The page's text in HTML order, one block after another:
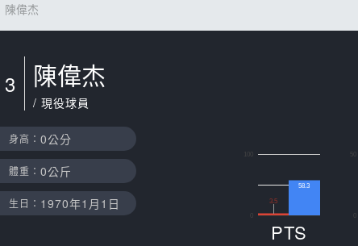
最新資訊
賽程
球隊資訊
UBA
TBL淡水籃球聯盟
三重女子籃球聯盟
陳偉杰
3 陳偉杰
/ 現役球員
身高： 0公分
體重： 0公斤
生日： 1970年1月1日 3.5
58.3
PTS
50